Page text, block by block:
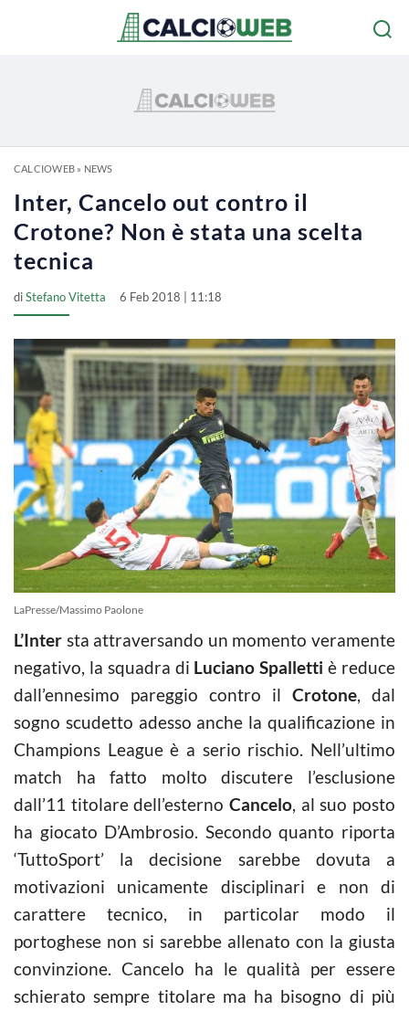
CALCIOWEB» NEWS
Inter, Cancelo out contro il
Crotone? Non è stata una scelta
tecnica
diStefano Vitetta 6 Feb 2018 | 11:18
LaPresse/Massimo Paolone
L’Inter sta attraversando un momento veramente
negativo, la squadra di Luciano Spalletti è reduce
dall’ennesimo pareggio contro il Crotone, dal
sogno scudetto adesso anche la qualificazione in
Champions League è a serio rischio. Nell’ultimo
match ha fatto molto discutere l’esclusione
dall’11 titolare dell’esterno Cancelo, al suo posto
ha giocato D’Ambrosio. Secondo quanto riporta
‘TuttoSport’ la decisione sarebbe dovuta a
motivazioni unicamente disciplinari e non di
carattere tecnico, in particolar modo il
portoghese non si sarebbe allenato con la giusta
convinzione. Cancelo ha le qualità per essere
schierato sempre titolare ma ha bisogno di più